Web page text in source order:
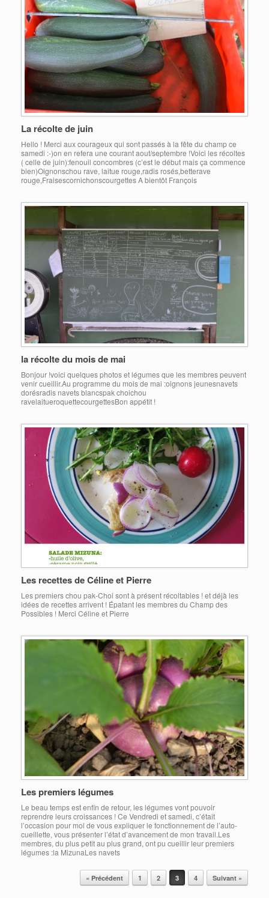
La récolte de juin
Hello ! Merci aux courageux qui sont passés à la fête du champ ce
samedi :-)on en refera une courant aout/septembre !Voici les récoltes
( celle de juin):fenouil concombres (c’est le début mais ça commence
bien)Oignonschou rave, laitue rouge,radis rosés,betterave
rouge,Fraisescornichonscourgettes A bientôt François
la récolte du mois de mai
Bonjour !voici quelques photos et légumes que les membres peuvent
venir cueillir.Au programme du mois de mai :oignons jeunesnavets
dorésradis navets blancspak choichou
ravelaitueroquettecourgettesBon appétit !
Les recettes de Céline et Pierre
Les premiers chou pak-Choi sont à présent récoltables ! et déjà les
idées de recettes arrivent ! Épatant les membres du Champ des
Possibles ! Merci Céline et Pierre
Les premiers légumes
Le beau temps est enfin de retour, les légumes vont pouvoir
reprendre leurs croissances ! Ce Vendredi et samedi, c’était
l’occasion pour moi de vous expliquer le fonctionnement de l’auto-
cueillette, vous présenter l’état d’avancement de mon travail.Les
membres, du plus petit au plus grand, ont pu cueillir leur premiers
légumes :la MizunaLes navets
Post navigation
« Précédent 1 2 3 4 Suivant »